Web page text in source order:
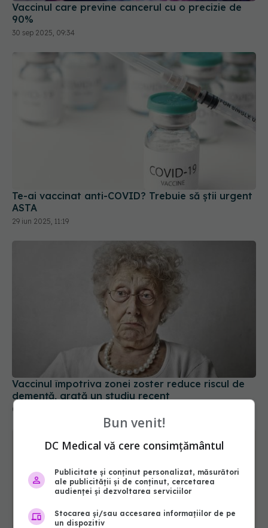
Vaccinul care previne cancerul cu o precizie de
90%
30 sep 2025, 09:34
Te-ai vaccinat anti-COVID? Trebuie să știi urgent
ASTA
29 iun 2025, 11:19
Vaccinul împotriva zonei zoster reduce riscul de
demență, arată un studiu recent
04 apr 2025, 09:39
Bun venit!
DC Medical vă cere consimțământul
Publicitate și conținut personalizat, măsurători
ale publicității și de conținut, cercetarea
audienței și dezvoltarea serviciilor
Stocarea și/sau accesarea informațiilor de pe
un dispozitiv